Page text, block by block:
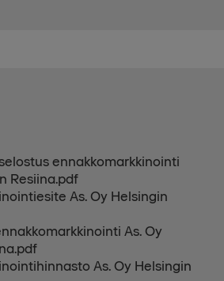
ennakkomarkkinointi
Resiina.pdf
As. Oy Helsingin
As. Oy
As. Oy Helsingin